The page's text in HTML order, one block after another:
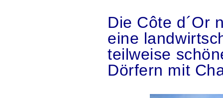
Die Côte d´Or
eine
teilweise
Dörfern mit